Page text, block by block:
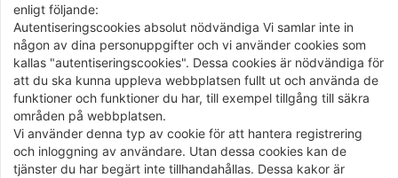
enligt följande:
Autentiseringscookies absolut nödvändiga Vi samlar inte in
någon av dina personuppgifter och vi använder cookies som
kallas "autentiseringscookies". Dessa cookies är nödvändiga för
att du ska kunna uppleva webbplatsen fullt ut och använda de
funktioner och funktioner du har, till exempel tillgång till säkra
områden på webbplatsen.
Vi använder denna typ av cookie för att hantera registrering
och inloggning av användare. Utan dessa cookies kan de
tjänster du har begärt inte tillhandahållas. Dessa kakor är